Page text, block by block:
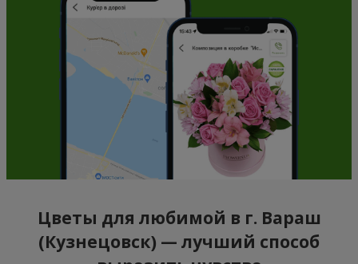
Цветы для любимой в г. Вараш
(Кузнецовск) — лучший способ